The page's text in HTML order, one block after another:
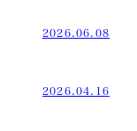
2026.06.08
2026.04.16